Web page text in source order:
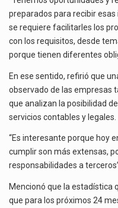
preparados para recibir esas
se requiere facilitarles los
con los requisitos, desde
porque tienen diferentes
En ese sentido, refirió que
observado de las empresas
que analizan la posibilidad
servicios contables y legales.
“Es interesante porque hoy
cumplir son más extensas,
responsabilidades a
Mencionó que la estadística
que para los próximos 24